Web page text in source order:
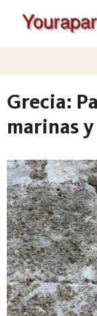
Grecia:
marinas